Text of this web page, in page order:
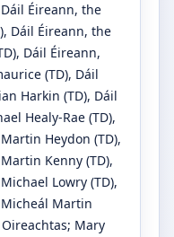
Éireann, the
, Dáil Éireann, the
, Dáil Éireann,
(TD), Dáil
Harkin (TD), Dáil
Healy-Rae (TD),
Martin Heydon (TD),
Martin Kenny (TD),
Michael Lowry (TD),
Micheál Martin
; Mary